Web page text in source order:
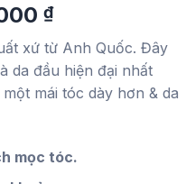
₫.
₫Giá
hiện
tại
là:
1.300.000 ₫.
xứ từ Anh Quốc. Đây
da đầu hiện đại nhất
mái tóc dày hơn & da
mọc tóc.